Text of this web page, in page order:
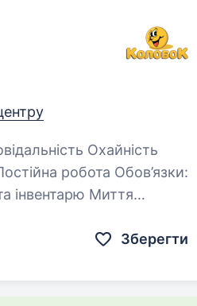
Прибирання цеху, миття підлоги Миття посуду та інвентарю Миття…
Зберегти